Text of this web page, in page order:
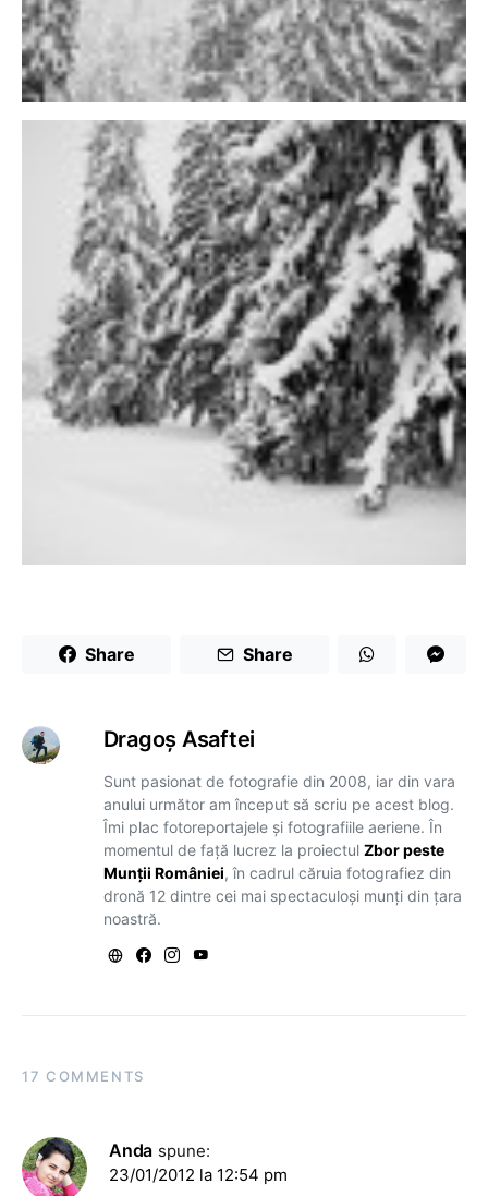
Share Share
Dragoş Asaftei
Sunt pasionat de fotografie din 2008, iar din vara
anului următor am început să scriu pe acest blog.
Îmi plac fotoreportajele și fotografiile aeriene. În
momentul de față lucrez la proiectul Zbor peste
Munții României, în cadrul căruia fotografiez din
dronă 12 dintre cei mai spectaculoși munți din țara
noastră.
17 COMMENTS
Anda spune:
23/01/2012 la 12:54 pm